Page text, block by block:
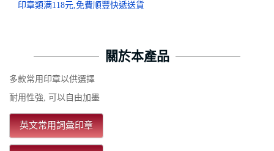
印章類满118元,免費順豐快遞送貨
關於本產品
多款常用印章以供選擇
耐用性強, 可以自由加墨
英文常用詞彙印章